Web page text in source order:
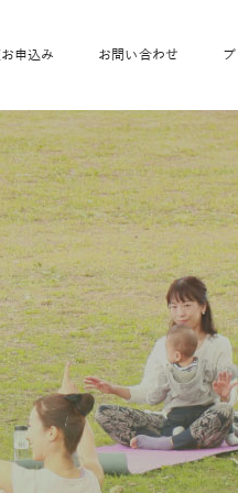
学
フローヨガ1DAY講
ベビママピラティ
ヨガ資格講座価格
ズヨガ通信
JAHA資格講
ヨガ資格講
卒業生の声
ジ
toysrus無料体験会
babypark無料体験
アクサ生命無料体
JAHAnavi Lesson
ンライン講座
申込み お問い合わせ